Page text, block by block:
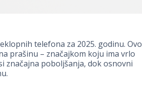
telefona za 2025. godinu. Ovo
prašinu – značajkom koju ima vrlo
značajna poboljšanja, dok osnovni